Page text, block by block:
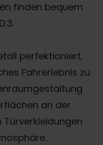
finden bequem
perfektioniert,
Fahrerlebnis zu
an der